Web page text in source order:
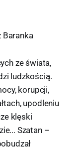
Baranka
ze świata,
ludzkością.
korupcji,
upodleniu
klęski
Szatan –